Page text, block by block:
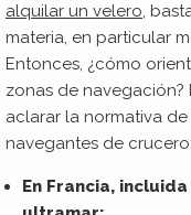
alquilar un velero,
materia, en particular
Entonces, ¿cómo
zonas de
aclarar la normativa
navegantes de crucero:
En Francia,